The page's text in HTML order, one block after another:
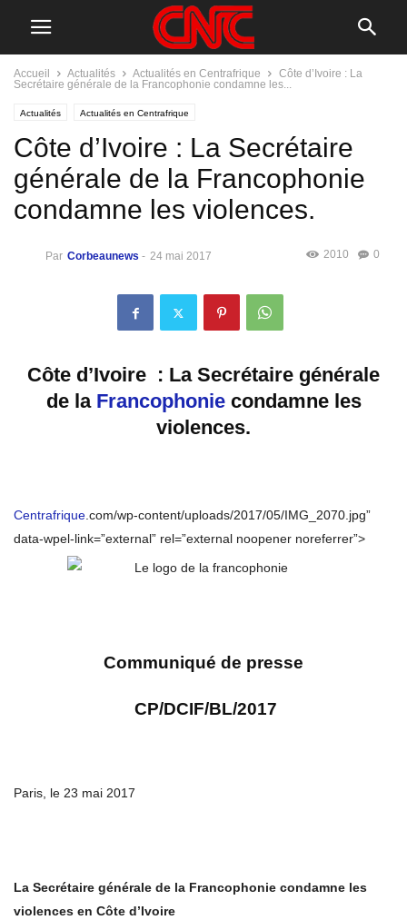
Accueil Actualités Actualités en Centrafrique
Côte d’Ivoire : La
Secrétaire générale de la Francophonie condamne les...
Actualités Actualités en Centrafrique
Côte d’Ivoire : La Secrétaire
générale de la Francophonie
condamne les violences.
Par Corbeaunews - 24 mai 2017 0
2010
Côte d’Ivoire : La Secrétaire générale
de la Francophoniecondamne les
violences.
Centrafrique.com/wp-content/uploads/2017/05/IMG_2070.jpg”
data-wpel-link=”external” rel=”external noopener noreferrer”>
Communiqué de presse
CP/DCIF/BL/2017
Paris, le 23 mai 2017
La Secrétaire générale de la Francophonie condamne les
violences en Côte d’Ivoire